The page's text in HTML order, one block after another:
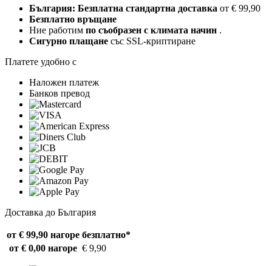
България: Безплатна стандартна доставка от € 99,90
Безплатно връщане
Ние работим по съобразен с климата начин .
Сигурно плащане със SSL-криптиране
Платете удобно с
Наложен платеж
Банков превод
Доставка до България
от € 99,90 нагоре безплатно*
от € 0,00 нагоре € 9,90